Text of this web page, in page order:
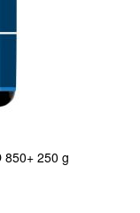
850+ 250 g